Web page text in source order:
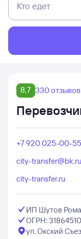
Кто едет
8,7 330 отзывов
+7 920 025-00-55
city-transfer@bk.ru
city-transfer.ru
ИП Шутов
ОГРН:
ул. Окский